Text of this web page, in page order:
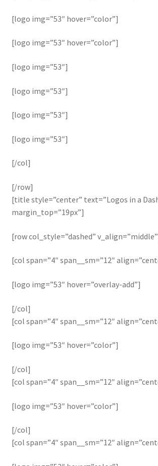
[logo img=”53″ hover=”color”]
[logo img=”53″ hover=”color”]
[logo img=”53″]
[logo img=”53″]
[logo img=”53″]
[logo img=”53″]
[/col]
[/row]
[title style=”center” text=”Logos in a
margin_top=”19px”]
[row col_style=”dashed”
[col span=”4″ span__sm=”12″
[logo img=”53″ hover=”overlay-add”]
[/col]
[col span=”4″ span__sm=”12″
[logo img=”53″ hover=”color”]
[/col]
[col span=”4″ span__sm=”12″
[logo img=”53″ hover=”color”]
[/col]
[col span=”4″ span__sm=”12″